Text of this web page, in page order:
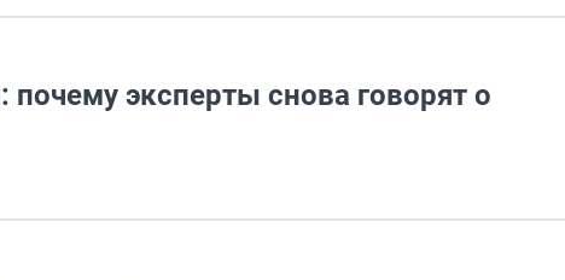
почему эксперты снова говорят о